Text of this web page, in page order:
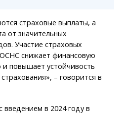
страховые выплаты, а
от значительных
Участие страховых
снижает финансовую
и повышает устойчивость
– говорится в
введением в 2024 году в